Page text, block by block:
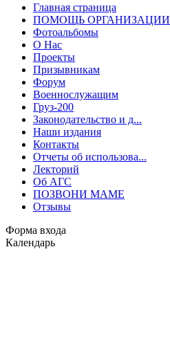
Главная страница
ПОМОЩЬ ОРГАНИЗАЦИИ
Фотоальбомы
О Нас
Проекты
Призывникам
Форум
Военнослужащим
Груз-200
Законодательство и д...
Наши издания
Контакты
Отчеты об использова...
Лекторий
Об АГС
ПОЗВОНИ МАМЕ
Отзывы
Форма входа
Календарь